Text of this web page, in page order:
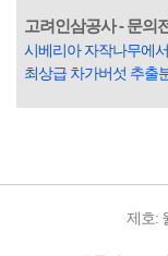
고려인삼공사 - 문의
시베리아 자작나무에
최상급 차가버섯 추출
제호: